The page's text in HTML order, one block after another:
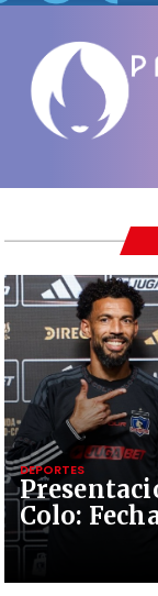
Colo:
DEPORTES